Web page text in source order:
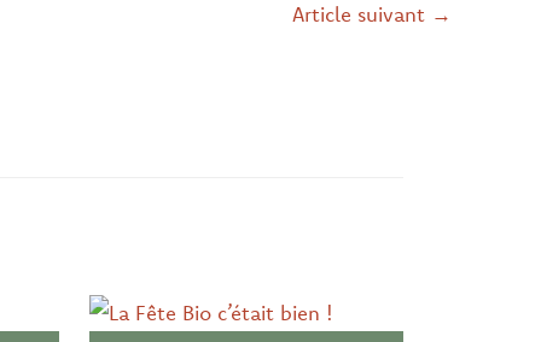
Article suivant →